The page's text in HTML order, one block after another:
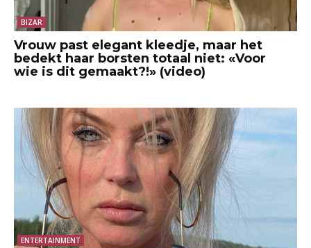
BIZAR
Vrouw past elegant kleedje, maar het
bedekt haar borsten totaal niet: «Voor
wie is dit gemaakt?!» (video)
ENTERTAINMENT